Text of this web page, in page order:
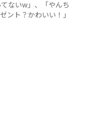
ないw」、「やんち
ント？かわいい！」